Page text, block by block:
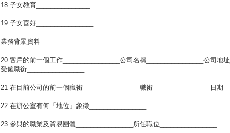
18 子女教育_______________
19 子女喜好________________
業務背景資料
20 客戶的前一個工作________________公司名稱________________公司地
受僱職銜________________
21 在目前公司的前一個職銜________________職銜________________日期
22 在辦公室有何「地位」象徵________________
23 參與的職業及貿易團體________________所任職位________________